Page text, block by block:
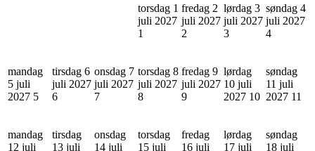
torsdag 1
juli 2027
1
fredag 2
juli 2027
2
lørdag 3
juli 2027
3
søndag 4
juli 2027
4
mandag
5 juli
2027 5
tirsdag 6
juli 2027
6
onsdag 7
juli 2027
7
torsdag 8
juli 2027
8
fredag 9
juli 2027
9
lørdag
10 juli
2027 10
søndag
11 juli
2027 11
mandag
12 juli
tirsdag
13 juli
onsdag
14 juli
torsdag
15 juli
fredag
16 juli
lørdag
17 juli
søndag
18 juli